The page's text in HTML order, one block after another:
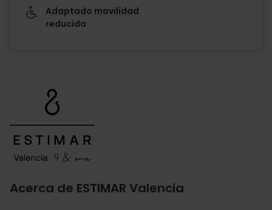
Adaptado movilidad
reducida
Acerca de ESTIMAR Valencia